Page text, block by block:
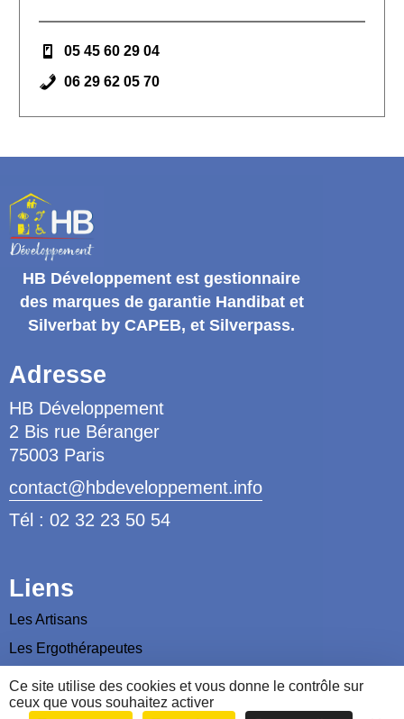
Ce site utilise des cookies et vous donne le contrôle sur
ceux que vous souhaitez activer
05 45 60 29 04
06 29 62 05 70
HB Développement est gestionnaire
des marques de garantie Handibat et
Silverbat by CAPEB, et Silverpass.
Adresse
HB Développement
2 Bis rue Béranger
75003 Paris
contact@hbdeveloppement.info
Tél : 02 32 23 50 54
Liens
Les Artisans
Les Ergothérapeutes
Nous contacter